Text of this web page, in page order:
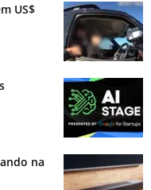
US$
na